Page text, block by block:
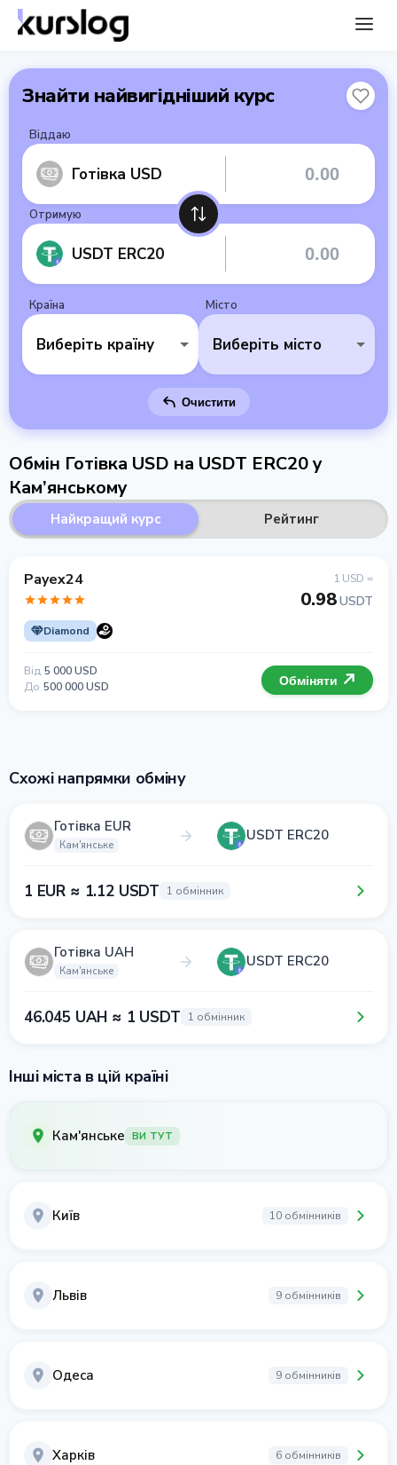
Знайти найвигідніший курс
Віддаю
Готівка USD
Отримую
USDT ERC20
Країна
Виберіть країну
Місто
Виберіть місто
Очистити
Обмін Готівка USD на USDT ERC20 у
Кам’янському
Найкращий курс Рейтинг
Payex24
Diamond
1 USD =
0.98USDT
Від 5 000 USD
До 500 000 USD Обміняти
Схожі напрямки обміну
Готівка EUR
Кам'янське
USDT ERC20
1 EUR ≈ 1.12 USDT 1 обмінник
Готівка UAH
Кам'янське
USDT ERC20
46.045 UAH ≈ 1 USDT 1 обмінник
Інші міста в цій країні
Кам'янське ВИ ТУТ
Київ 10 обмінників
Львів 9 обмінників
Одеса 9 обмінників
Харків 6 обмінників